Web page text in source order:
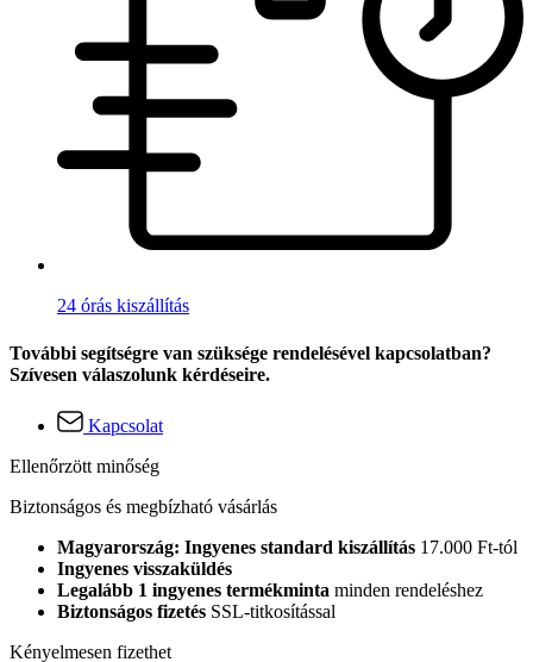
24 órás kiszállítás
További segítségre van szüksége rendelésével kapcsolatban?
Szívesen válaszolunk kérdéseire.
Kapcsolat
Ellenőrzött minőség
Biztonságos és megbízható vásárlás
Magyarország: Ingyenes standard kiszállítás 17.000 Ft-tól
Ingyenes visszaküldés
Legalább 1 ingyenes termékminta minden rendeléshez
Biztonságos fizetés SSL-titkosítással
Kényelmesen fizethet